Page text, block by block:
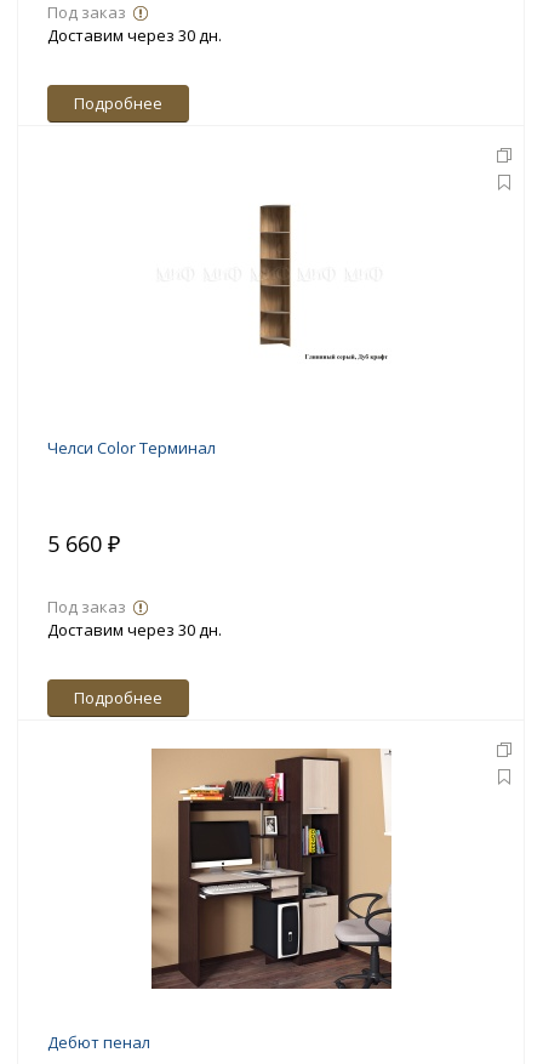
Под заказ
Доставим через 30 дн.
Подробнее
Челси Color Терминал
5 660 ₽
Под заказ
Доставим через 30 дн.
Подробнее
Дебют пенал